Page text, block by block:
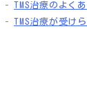
TMS治療のよく
TMS治療が受け